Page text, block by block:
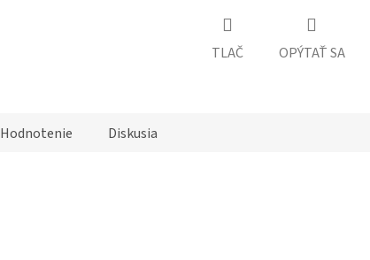
TLAČ OPÝTAŤ SA
Hodnotenie Diskusia